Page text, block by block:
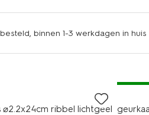
binnen 1-3 werkdagen in huis
⌀2.2x24cm ribbel lichtgeel